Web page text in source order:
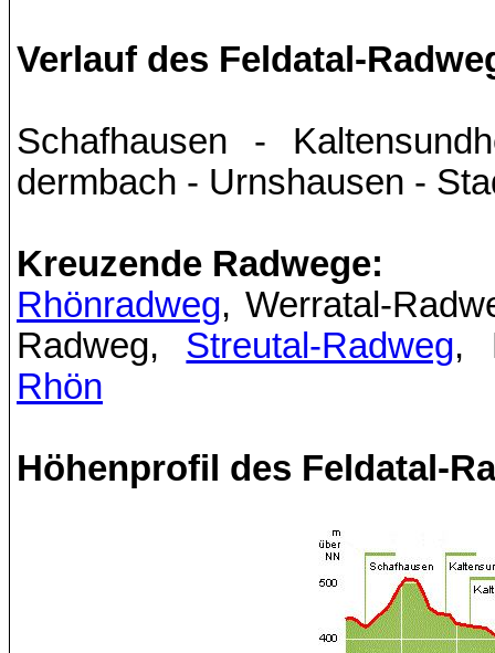
Verlauf des Feldatal-
Schafhausen -
dermbach - Urnshausen -
Kreuzende Radwege:
Rhönradweg, Werratal-
Radweg, Streutal-Radweg,
Rhön
Höhenprofil des Feldatal-